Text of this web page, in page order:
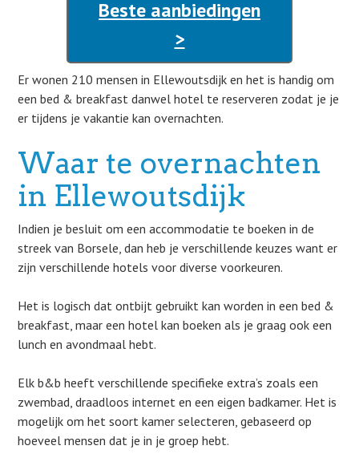
Beste aanbiedingen
>
Er wonen 210 mensen in Ellewoutsdijk en het is handig om
een bed & breakfast danwel hotel te reserveren zodat je je
er tijdens je vakantie kan overnachten.
Waar te overnachten
in Ellewoutsdijk
Indien je besluit om een accommodatie te boeken in de
streek van Borsele, dan heb je verschillende keuzes want er
zijn verschillende hotels voor diverse voorkeuren.
Het is logisch dat ontbijt gebruikt kan worden in een bed &
breakfast, maar een hotel kan boeken als je graag ook een
lunch en avondmaal hebt.
Elk b&b heeft verschillende specifieke extra’s zoals een
zwembad, draadloos internet en een eigen badkamer. Het is
mogelijk om het soort kamer selecteren, gebaseerd op
hoeveel mensen dat je in je groep hebt.